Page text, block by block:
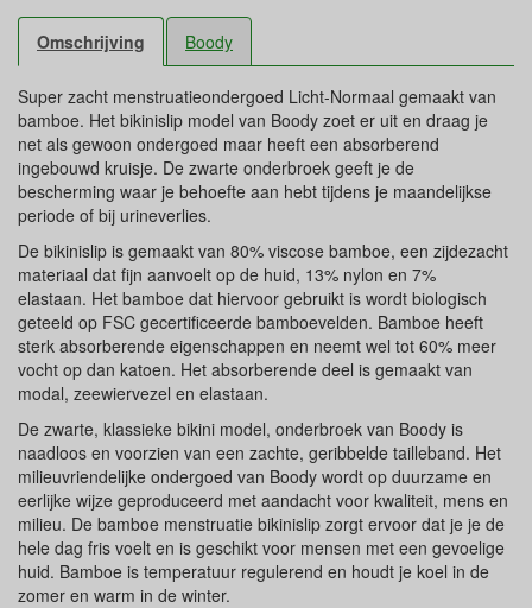
Omschrijving Boody
Super zacht menstruatieondergoed Licht-Normaal gemaakt van
bamboe. Het bikinislip model van Boody zoet er uit en draag je
net als gewoon ondergoed maar heeft een absorberend
ingebouwd kruisje. De zwarte onderbroek geeft je de
bescherming waar je behoefte aan hebt tijdens je maandelijkse
periode of bij urineverlies.
De bikinislip is gemaakt van 80% viscose bamboe, een zijdezacht
materiaal dat fijn aanvoelt op de huid, 13% nylon en 7%
elastaan. Het bamboe dat hiervoor gebruikt is wordt biologisch
geteeld op FSC gecertificeerde bamboevelden. Bamboe heeft
sterk absorberende eigenschappen en neemt wel tot 60% meer
vocht op dan katoen. Het absorberende deel is gemaakt van
modal, zeewiervezel en elastaan.
De zwarte, klassieke bikini model, onderbroek van Boody is
naadloos en voorzien van een zachte, geribbelde tailleband. Het
milieuvriendelijke ondergoed van Boody wordt op duurzame en
eerlijke wijze geproduceerd met aandacht voor kwaliteit, mens en
milieu. De bamboe menstruatie bikinislip zorgt ervoor dat je je de
hele dag fris voelt en is geschikt voor mensen met een gevoelige
huid. Bamboe is temperatuur regulerend en houdt je koel in de
zomer en warm in de winter.